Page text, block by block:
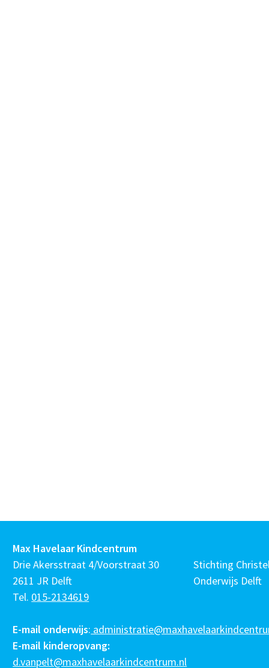
Max Havelaar Kindcentrum
Drie Akersstraat 4/Voorstraat 30
2611 JR Delft
Tel. 015-2134619
E-mail onderwijs:
E-mail kinderopvang:
d.vanpelt@maxhavelaarkindcentrum.nl
Stichting
Onderwijs Delft